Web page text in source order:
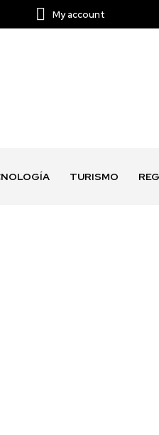
My account
TURISMO